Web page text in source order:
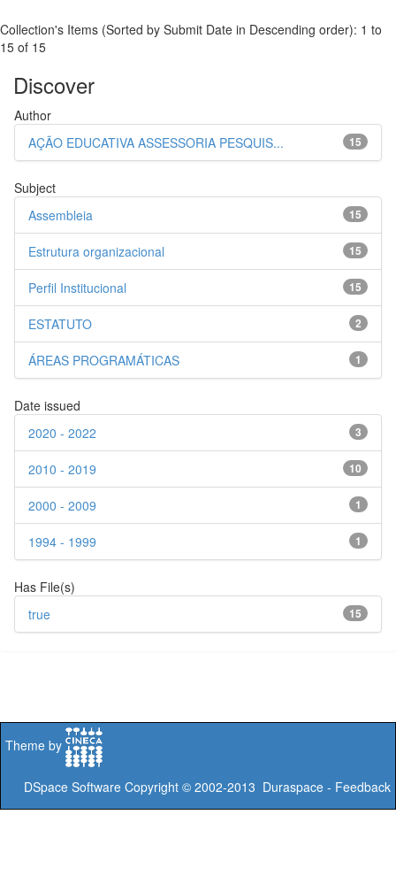
Collection's Items (Sorted by Submit Date in Descending order): 1 to
15 of 15
Discover
Author
15
AÇÃO EDUCATIVA ASSESSORIA PESQUIS...
Subject
15
Assembleia
15
Estrutura organizacional
15
Perfil Institucional
2
ESTATUTO
1
ÁREAS PROGRAMÁTICAS
Date issued
3
2020 - 2022
10
2010 - 2019
1
2000 - 2009
1
1994 - 1999
Has File(s)
15
true
Theme by
DSpace Software Copyright © 2002-2013 Duraspace - Feedback